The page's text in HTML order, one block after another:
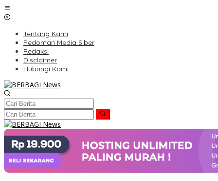
Lewati
ke
Tentang Kami
Pedoman Media Siber
Redaksi
Disclaimer
Hubungi Kami